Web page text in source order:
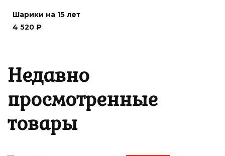
Шарики на 15 лет
4 520 ₽
Недавно
просмотренные
товары